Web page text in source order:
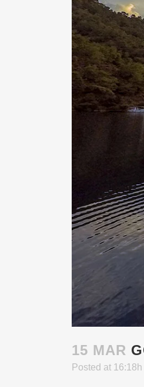
15 MAR
Posted at 16:18h